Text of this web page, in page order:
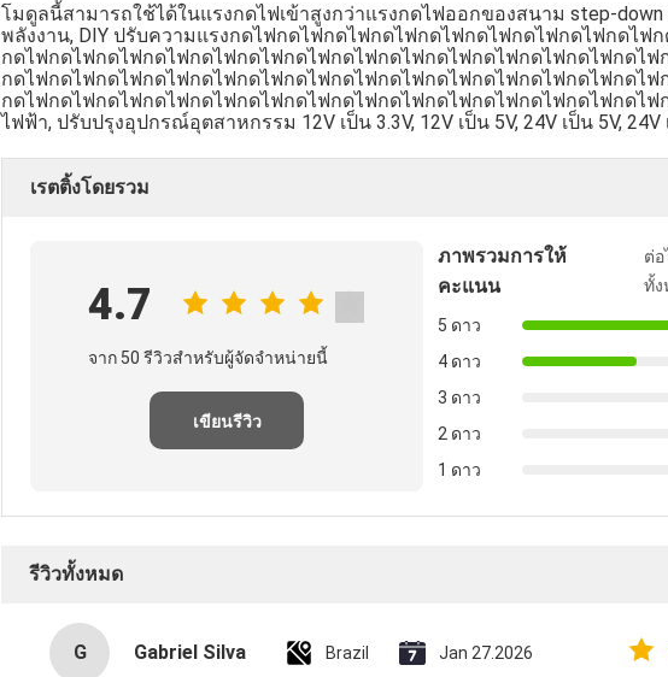
โมดูลนี้สามารถใช้ได้ในแรงกดไฟเข้าสูงกว่าแรงกดไฟออกของสนาม step-down
พลังงาน, DIY ปรับความแรงกดไฟกดไฟกดไฟกดไฟกดไฟกดไฟกดไฟกดไฟกดไฟ
กดไฟกดไฟกดไฟกดไฟกดไฟกดไฟกดไฟกดไฟกดไฟกดไฟกดไฟกดไฟกดไฟกดไ
กดไฟกดไฟกดไฟกดไฟกดไฟกดไฟกดไฟกดไฟกดไฟกดไฟกดไฟกดไฟกดไฟกดไ
กดไฟกดไฟกดไฟกดไฟกดไฟกดไฟกดไฟกดไฟกดไฟกดไฟกดไฟกดไฟกดไฟกดไฟ
ไฟฟ้า, ปรับปรุงอุปกรณ์อุตสาหกรรม 12V เป็น 3.3V, 12V เป็น 5V, 24V เป็น 5V, 24V
เรตติ้งโดยรวม
4.7
จาก 50 รีวิวสําหรับผู้จัดจําหน่ายนี้
เขียนรีวิว
ภาพรวมการให้
คะแนน
ต่อ
ทั้ง
5 ดาว
4 ดาว
3 ดาว
2 ดาว
1 ดาว
รีวิวทั้งหมด
G Gabriel Silva Brazil Jan 27.2026